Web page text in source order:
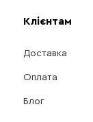
Клієнтам
Доставка
Оплата
Блог